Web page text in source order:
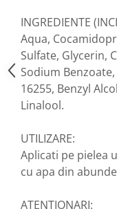
Produse)
Organic Terra (2
Papoutsanis SA (37
Pawxie (12 produse)
Pikdare - Pic Solutions
ProdNat (6 produse)
ProPhyto - ProVet SA
INGREDIENTE
Aqua,
Sulfate, Glycerin,
Sodium
16255, Benzyl
Linalool.
UTILIZARE:
Aplicati pe pielea
cu apa din
ATENTIONARI: